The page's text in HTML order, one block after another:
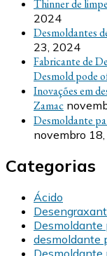
Thinner de
2024
Desmoldantes
23, 2024
Fabricante de
Desmold pode
Inovações em
Zamac
Desmoldante
novembro
Categorias
Ácido
Desmoldante
desmoldante